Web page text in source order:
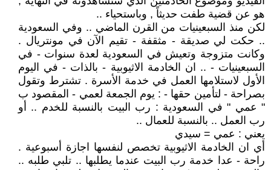
هو عن قضية طفت حديثاً , وباستحياء ..
لكن منذ السبعينيات من القرن الماضي .. وفي السعودية
.. حكت لي صديقة - مثقفة - تقيم الآن في مونتريال .
وكانت متزوجة وتعيش في السعودية لعدة سنوات - في
السبعينيات - .. ان الخادمة الاثيوبية - بالذات - في اليوم
الأول لاستلامها العمل في خدمة الأسرة . تشترط وتقول
بصراحة - لتأمين حقها - : يوم الجمعة لعمي - المقصود ب
" عمي " في السعودية : رب البيت بالنسبة للخدم .. أو
رب العمل .. بالنسبة للعمال ..
يعني : عمي = سيدي
أي ان الخادمة الاثيوبية تخصص لنفسها اجازة أسبوعية .
راحة - عدا خدمة رب البيت عندما يطلبها .. تلبي طلبه ..